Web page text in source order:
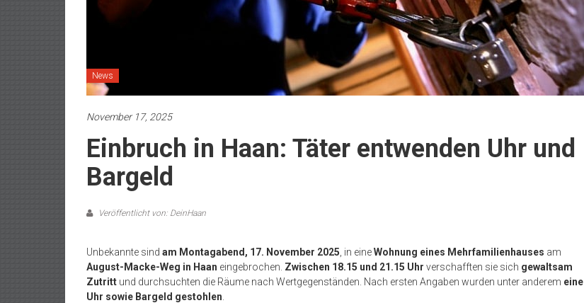
News
November 17, 2025
Einbruch in Haan: Täter entwenden Uhr und
Bargeld
Veröffentlicht von: DeinHaan
Unbekannte sind am Montagabend, 17. November 2025 , in eineWohnung eines Mehrfamilienhauses am
August-Macke-Weg in Haan eingebrochen. Zwischen 18.15 und 21.15 Uhr verschafften sie sich gewaltsam
Zutritt und durchsuchten die Räume nach Wertgegenständen. Nach ersten Angaben wurden unter anderem eine
Uhr sowie Bargeld gestohlen